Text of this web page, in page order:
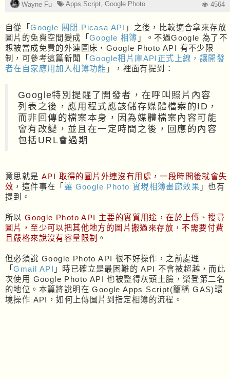
Wayne Fu Apps Script, Google Photo 4564
自從「Google 關閉 Picasa API 」之後，比較適合拿來存放
圖片的免費空間變成「 Google 相簿 」。不過Google 為了不
想被當成免費的外連圖床，Google Photo API 有不少限
制，可參考這篇新聞「 Google相片庫API正式上線，讓開發
者在自家應用加入相簿功能 」，裡面有提到：
Google特別提醒了開發者，在呼叫照片內容
列表之後，應用程式應該儲存媒體檔案的ID，
而非回傳的檔案本身，因為媒體檔案內容可能
會有改變，並且在一定時間之後，回應的內容
包括URL會過期
意思就是 API 取得的圖片外連沒有用處，一段時間後就會失
效 ，這件事在「 讓 Google Photo 實現相簿畫廊效果 」也有
提到。
所以 Google Photo API 主要的實質用途，在於上傳、搜尋
圖片，至少可以把其他地方的圖片搬過來存放，不需要付費
且嚴格來說沒有容量限制 。
但必須說 Google Photo API 很不好操作，之前處理
「Gmail API 」時已確立是最困難的 API 不會被超越，而此
次使用 Google Photo API 也被整得灰頭土臉，榮登第二名
的地位。本篇將說明在 Google Apps Script(簡稱 GAS)環
境操作 API，如何上傳圖片到指定相簿的流程。